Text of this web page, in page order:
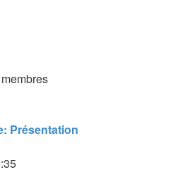
Présentation